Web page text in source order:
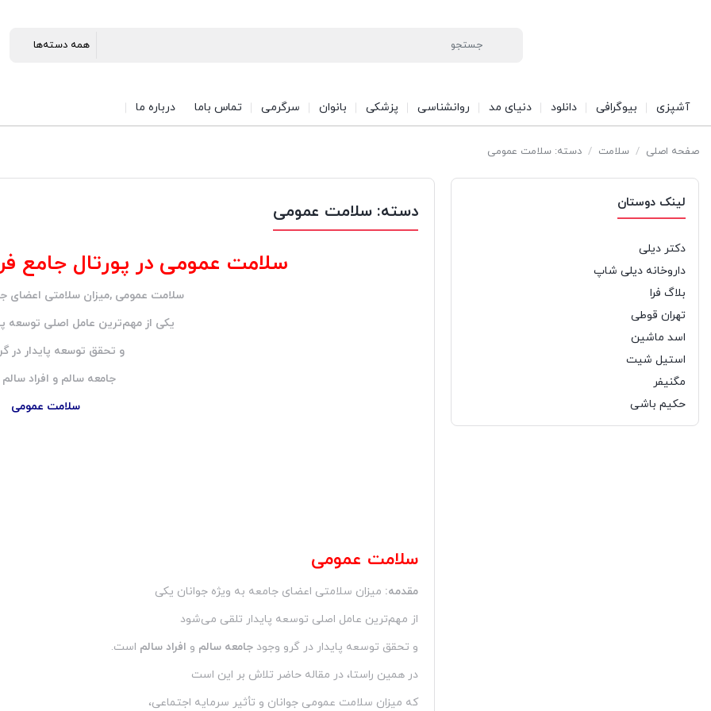
آشپزی بیوگرافی دانلود دنیای مد روانشناسی پزشکی بانوان سرگرمی تماس باما درباره ما
صفحه اصلی / سلامت / دسته: سلامت عمومی
لینک دوستان
دکتر دیلی
داروخانه دیلی شاپ
بلاگ فرا
تهران قوطی
اسد ماشین
استیل شیت
مگنیفر
حکیم باشی
دسته:سلامت عمومی
سلامت عمومی در پورتال جامع
سلامت عمومی ,میزان سلامتی اعضای
یکی از مهم‌ترین عامل اصلی توسعه
و تحقق توسعه پایدار در
جامعه سالم و افراد
سلامت عمومی
سلامت عمومی
مقدمه: میزان سلامتی اعضای جامعه به ويژه جوانان یکی
از مهم‌ترین عامل اصلی توسعه پایدار تلقی می‌شود
و تحقق توسعه پایدار در گرو وجودجامعه سالم و افراد سالم است.
در همین راستا، در مقاله حاضر تلاش بر این است
که میزان سلامت عمومی جوانان و تأثیر سرمایه اجتماعی،